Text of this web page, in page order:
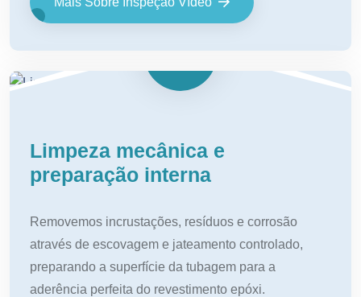
Limpeza mecânica e
preparação interna
Removemos incrustações, resíduos e corrosão
através de escovagem e jateamento controlado,
preparando a superfície da tubagem para a
aderência perfeita do revestimento epóxi.